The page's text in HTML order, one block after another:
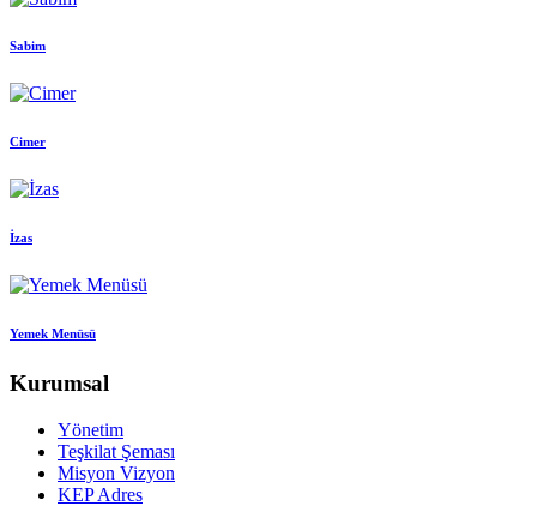
Sabim
Cimer
İzas
Yemek Menüsü
Kurumsal
Yönetim
Teşkilat Şeması
Misyon Vizyon
KEP Adres